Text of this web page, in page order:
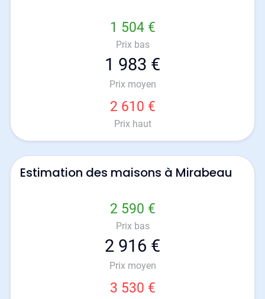
1 504 €
Prix bas
1 983 €
Prix moyen
2 610 €
Prix haut
Estimation des maisons à Mirabeau
2 590 €
Prix bas
2 916 €
Prix moyen
3 530 €